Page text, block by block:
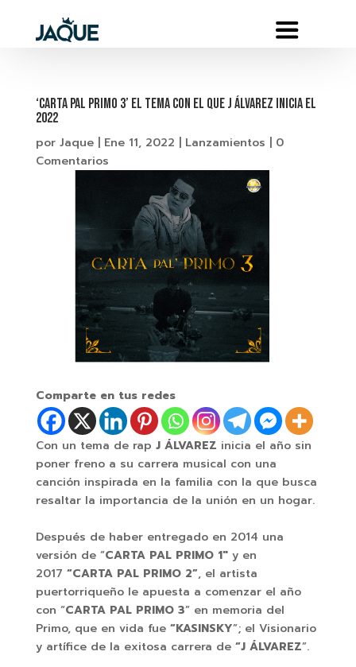
‘CARTA PAL PRIMO 3’ EL TEMA CON EL QUE J ÁLVAREZ INICIA EL
2022
por Jaque| Ene 11, 2022 Lanzamientos
0
Comentarios
Comparte en tus redes
Con un tema de rap J ÁLVAREZ inicia el año sin
poner freno a su carrera musical con una
canción inspirada en la familia con la que busca
resaltar la importancia de la unión en un hogar.
Después de haber entregado en 2014 una
versión de “CARTA PAL PRIMO 1″y en
2017 “CARTA PAL PRIMO 2”, el artista
puertorriqueño le apuesta a comenzar el año
con “CARTA PAL PRIMO 3” en memoria del
Primo, que en vida fue “KASINSKY”; el Visionario
y artífice de la exitosa carrera de “J ÁLVAREZ”.